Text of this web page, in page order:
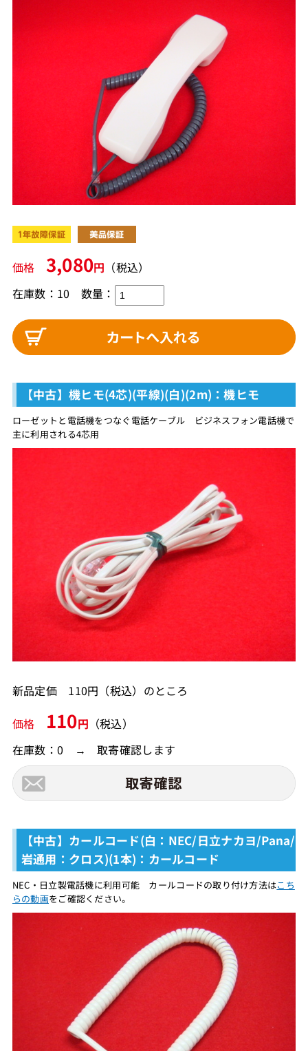
価格 3,080円 （税込）
在庫数：10 数量：
【中古】機ヒモ(4芯)(平線)(白)(2m)：機ヒモ
ローゼットと電話機をつなぐ電話ケーブル ビジネスフォン電話機で
主に利用される4芯用
新品定価 110円（税込）のところ
価格 110円 （税込）
在庫数：0 → 取寄確認します
【中古】カールコード(白：NEC/日立ナカヨ/Pana/
岩通用：クロス)(1本)：カールコード
NEC・日立製電話機に利用可能 カールコードの取り付け方法はこち
らの動画をご確認ください。